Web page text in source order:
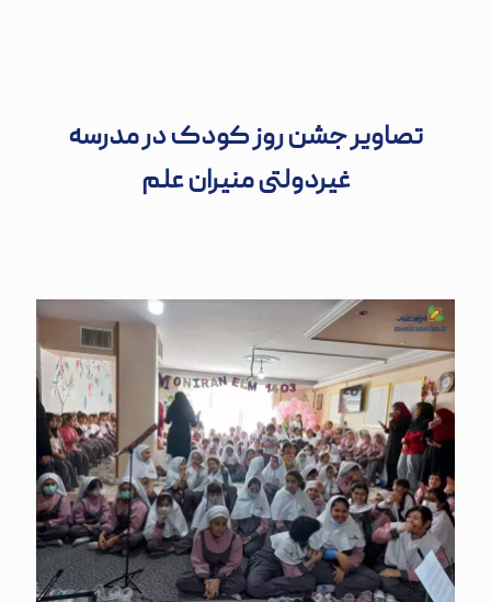
تصاویر جشن روز کودک در مدرسه
غیردولتی منیران علم